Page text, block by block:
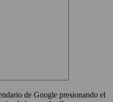
de Google presionando el